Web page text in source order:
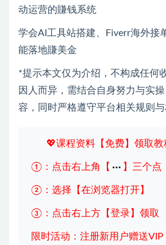
动运营的賺钱系统
学会AI工具站搭建、Fiverr海外接
能落地賺美金
*提示本文仅为介绍，不构成任何
因人而异，需结合自身努力与实
容，同时严格遵守平台相关规则
💖课程资料【免费】领取教
①：点击右上角【 】三个点
②：选择【在浏览器打开】
③：点击右上方【登录
限时活动：注册新用户赠送VIP